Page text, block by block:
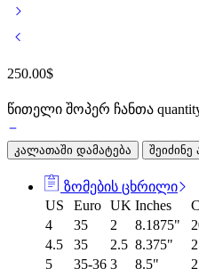
250.00$
წითელი შოპერ ჩანთა
კალათაში დამატება შეიძინე
ზომების ცხრილი
US
Euro UK Inches
4
35 2 8.1875"
4.5
35 2.5 8.375"
5
35-36 3 8.5"